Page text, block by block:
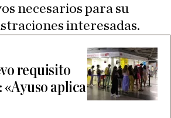
necesarios para su
interesadas.
requisito
«Ayuso aplica